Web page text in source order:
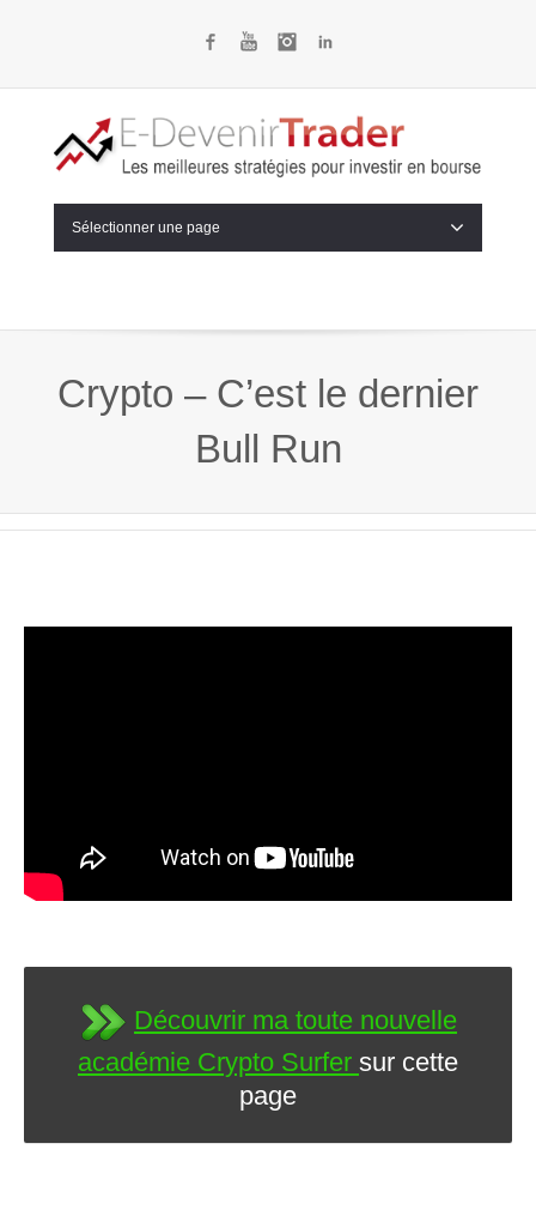
FacebookYouTubeInstagram
Sélectionner une page
Crypto – C’est le dernier
Bull Run
Découvrir ma toute nouvelle
académie Crypto Surfer sur cette
page